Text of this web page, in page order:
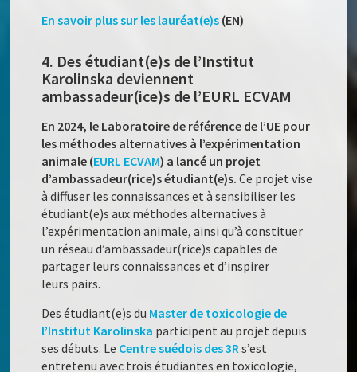
En savoir plus sur les lauréat(e)s (EN)
4. Des étudiant(e)s de l’Institut
Karolinska deviennent
ambassadeur(ice)s de l’EURL ECVAM
En 2024, le Laboratoire de référence de l’UE pour
les méthodes alternatives à l’expérimentation
animale (EURL ECVAM) a lancé un projet
d’ambassadeur(rice)s étudiant(e)s.Ce projet vise
à diffuser les connaissances et à sensibiliser les
étudiant(e)s aux méthodes alternatives à
l’expérimentation animale, ainsi qu’à constituer
un réseau d’ambassadeur(rice)s capables de
partager leurs connaissances et d’inspirer
leurs pairs.
Des étudiant(e)s du Master de toxicologie de
l’Institut Karolinska participent au projet depuis
ses débuts. Le Centre suédois des 3Rs’est
entretenu avec trois étudiantes en toxicologie,